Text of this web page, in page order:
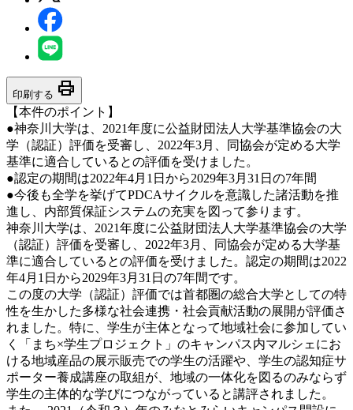
印刷する print
【本件のポイント】
●神奈川大学は、2021年度に公益財団法人大学基準協会の大
学（認証）評価を受審し、2022年3月、同協会が定める大学
基準に適合しているとの評価を受けました。
●認定の期間は2022年4月1日から2029年3月31日の7年間
●今後も全学を挙げてPDCAサイクルを意識した諸活動を推
進し、内部質保証システムの充実を図って参ります。
神奈川大学は、2021年度に公益財団法人大学基準協会の大学
（認証）評価を受審し、2022年3月、同協会が定める大学基
準に適合しているとの評価を受けました。認定の期間は2022
年4月1日から2029年3月31日の7年間です。
この度の大学（認証）評価では首都圏の総合大学としての特
性を生かした多様な社会連携・社会貢献活動の展開が評価さ
れました。特に、学生が主体となって地域社会に参加してい
く「まち×学生プロジェクト」のキャンパス内マルシェにお
ける地域産品の展示販売での学生の活躍や、学生の認知症サ
ポーター養成講座の取組が、地域の一体化を図るのみならず
学生の主体的な学びにつながっていると講評されました。